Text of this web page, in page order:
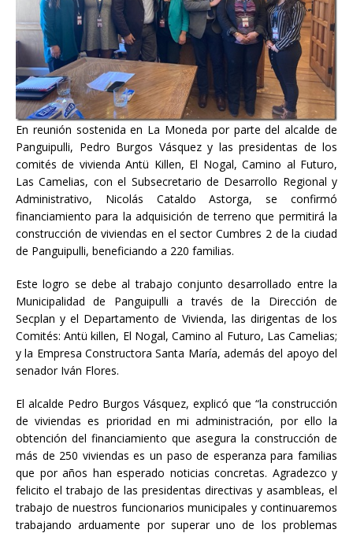
En reunión sostenida en La Moneda por parte del alcalde de
Panguipulli, Pedro Burgos Vásquez y las presidentas de los
comités de vivienda Antü Killen, El Nogal, Camino al Futuro,
Las Camelias, con el Subsecretario de Desarrollo Regional y
Administrativo, Nicolás Cataldo Astorga, se confirmó
financiamiento para la adquisición de terreno que permitirá la
construcción de viviendas en el sector Cumbres 2 de la ciudad
de Panguipulli, beneficiando a 220 familias.
Este logro se debe al trabajo conjunto desarrollado entre la
Municipalidad de Panguipulli a través de la Dirección de
Secplan y el Departamento de Vivienda, las dirigentas de los
Comités: Antü killen, El Nogal, Camino al Futuro, Las Camelias;
y la Empresa Constructora Santa María, además del apoyo del
senador Iván Flores.
El alcalde Pedro Burgos Vásquez, explicó que “la construcción
de viviendas es prioridad en mi administración, por ello la
obtención del financiamiento que asegura la construcción de
más de 250 viviendas es un paso de esperanza para familias
que por años han esperado noticias concretas. Agradezco y
felicito el trabajo de las presidentas directivas y asambleas, el
trabajo de nuestros funcionarios municipales y continuaremos
trabajando arduamente por superar uno de los problemas